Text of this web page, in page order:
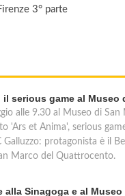
3° parte
il serious game al Museo
alle 9.30 al Museo di San
'Ars et Anima', serious
protagonista è il
Marco del Quattrocento.
alla Sinagoga e al